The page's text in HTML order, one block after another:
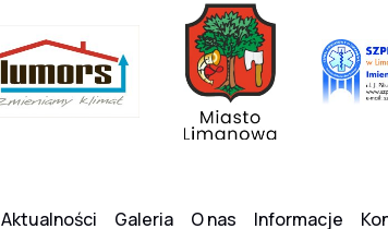
Aktualności Galeria O nas Informacje